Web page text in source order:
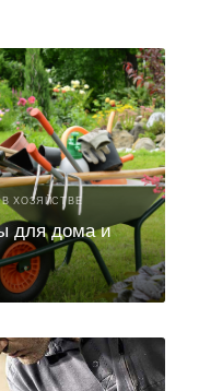
ХОЗЯЙСТВЕ
для дома и